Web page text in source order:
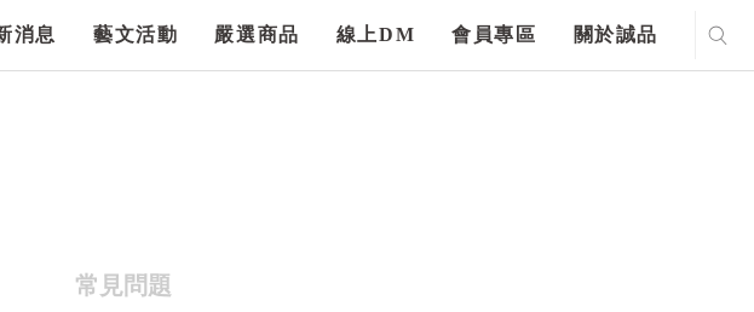
消息 藝文活動 嚴選商品 線上DM 會員專區 關於誠品
常見問題